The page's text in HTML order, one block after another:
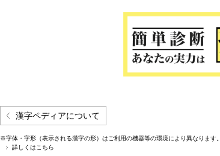
漢字ペディアについて
※字体・字形（表示される漢字の形）はご利用の機器等の環境により異なります。
詳しくはこちら